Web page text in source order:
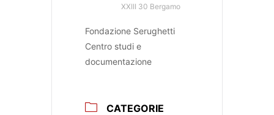
XXIII 30 Bergamo
Fondazione Serughetti
Centro studi e
documentazione
CATEGORIE